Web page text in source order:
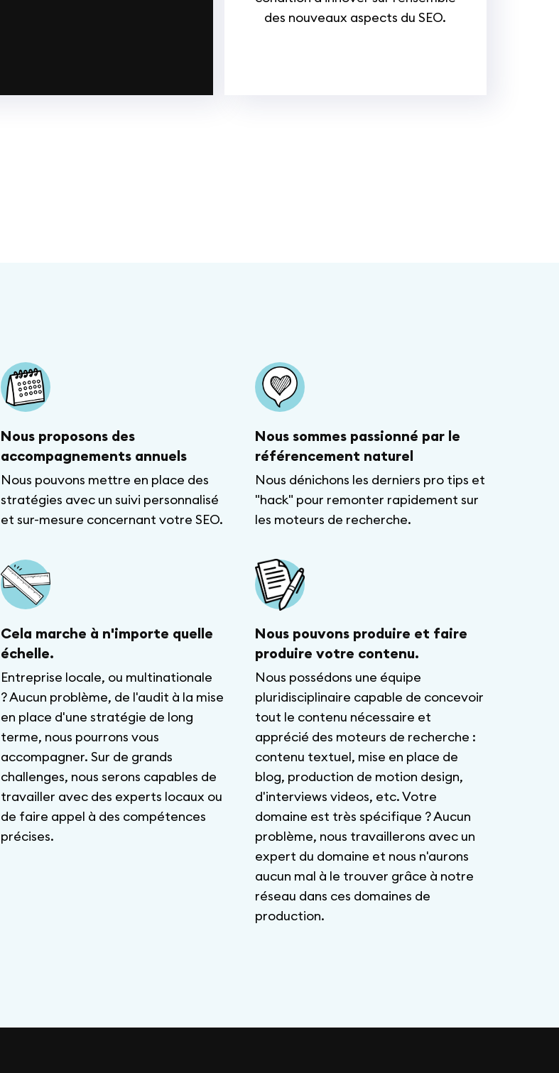
des nouveaux aspects du SEO.
Nous proposons des
accompagnements annuels
Nous pouvons mettre en place des
stratégies avec un suivi personnalisé
et sur-mesure concernant votre SEO.
Nous sommes passionné par le
référencement naturel
Nous dénichons les derniers pro tips et
"hack" pour remonter rapidement sur
les moteurs de recherche.
Cela marche à n'importe quelle
échelle.
Entreprise locale, ou multinationale
? Aucun problème, de l'audit à la mise
en place d'une stratégie de long
terme, nous pourrons vous
accompagner. Sur de grands
challenges, nous serons capables de
travailler avec des experts locaux ou
de faire appel à des compétences
précises.
Nous pouvons produire et faire
produire votre contenu.
Nous possédons une équipe
pluridisciplinaire capable de concevoir
tout le contenu nécessaire et
apprécié des moteurs de recherche :
contenu textuel, mise en place de
blog, production de motion design,
d'interviews videos, etc. Votre
domaine est très spécifique ? Aucun
problème, nous travaillerons avec un
expert du domaine et nous n'aurons
aucun mal à le trouver grâce à notre
réseau dans ces domaines de
production.